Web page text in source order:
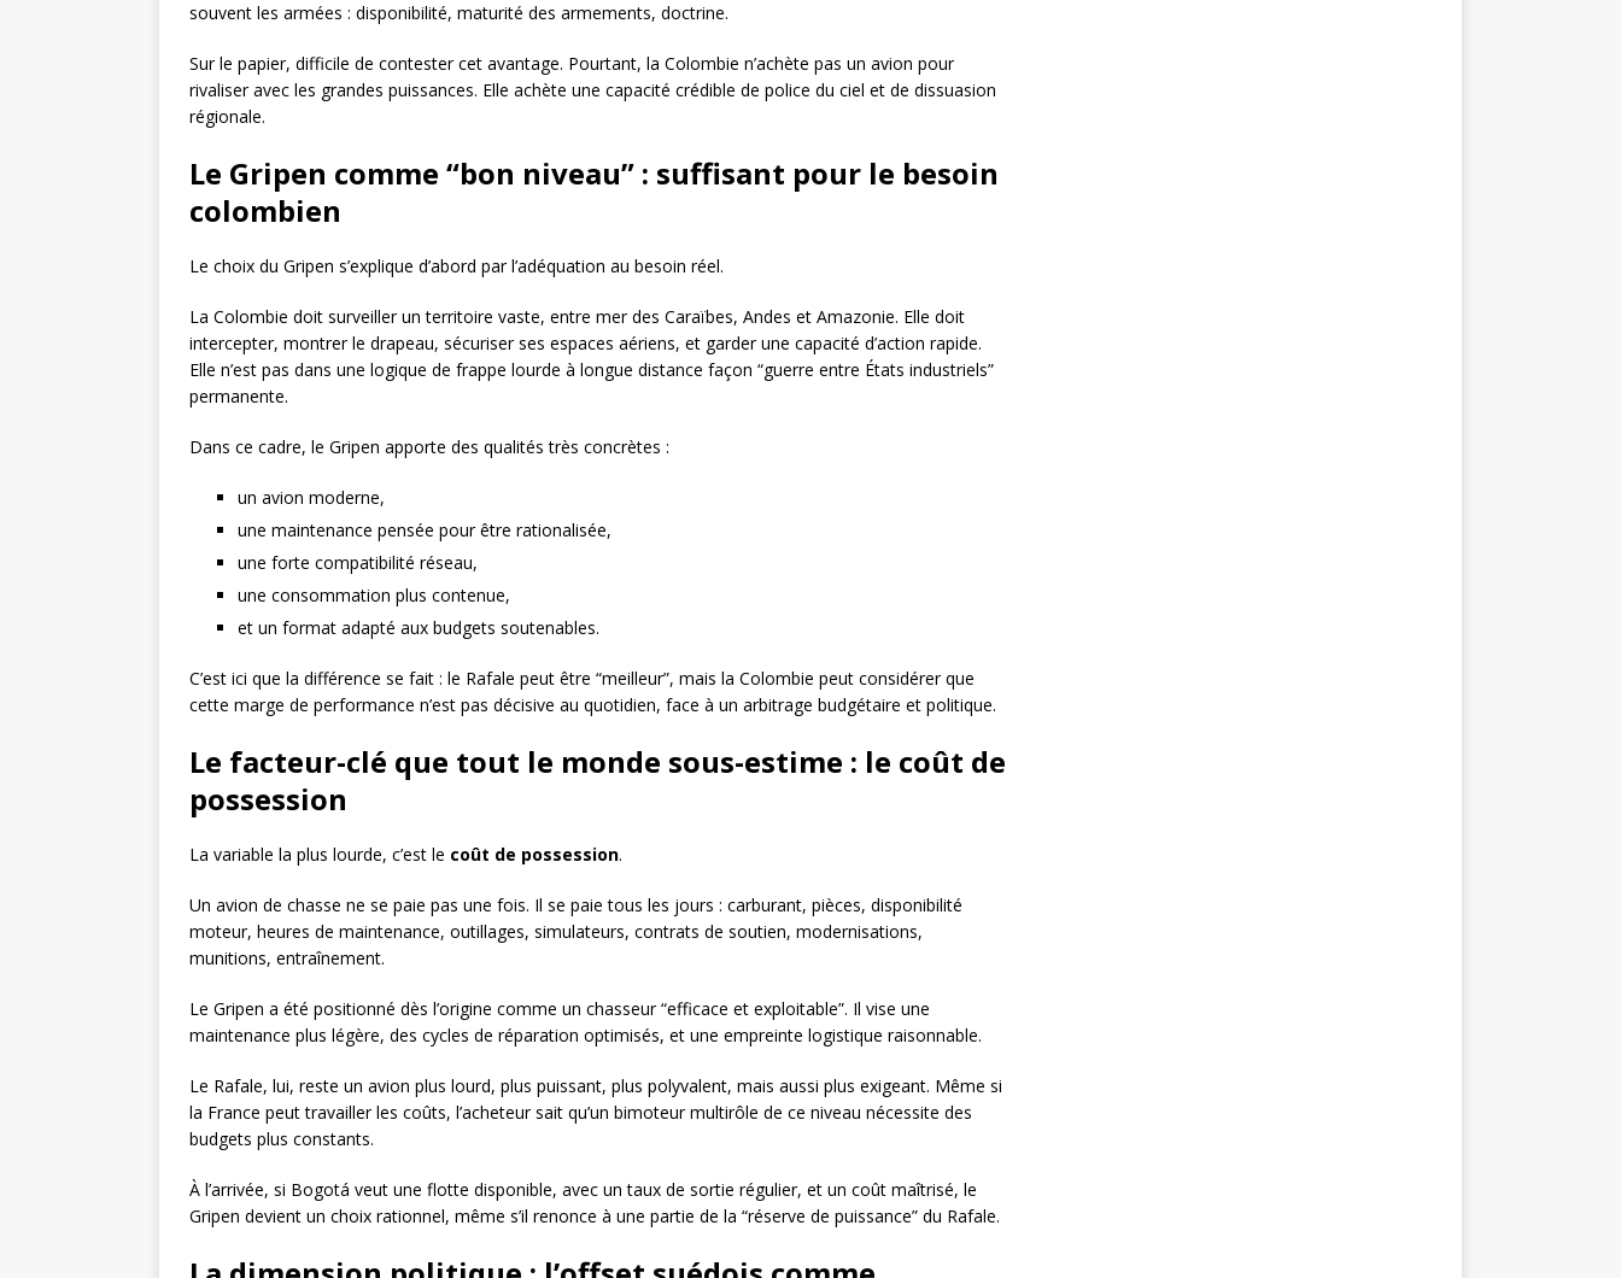
souvent les armées : disponibilité, maturité des armements, doctrine.
Sur le papier, difficile de contester cet avantage. Pourtant, la Colombie n’achète pas un avion pour
rivaliser avec les grandes puissances. Elle achète une capacité crédible de police du ciel et de dissuasion
régionale.
Le Gripen comme “bon niveau” : suffisant pour le besoin
colombien
Le choix du Gripen s’explique d’abord par l’adéquation au besoin réel.
La Colombie doit surveiller un territoire vaste, entre mer des Caraïbes, Andes et Amazonie. Elle doit
intercepter, montrer le drapeau, sécuriser ses espaces aériens, et garder une capacité d’action rapide.
Elle n’est pas dans une logique de frappe lourde à longue distance façon “guerre entre États industriels”
permanente.
Dans ce cadre, le Gripen apporte des qualités très concrètes :
un avion moderne,
une maintenance pensée pour être rationalisée,
une forte compatibilité réseau,
une consommation plus contenue,
et un format adapté aux budgets soutenables.
C’est ici que la différence se fait : le Rafale peut être “meilleur”, mais la Colombie peut considérer que
cette marge de performance n’est pas décisive au quotidien, face à un arbitrage budgétaire et politique.
Le facteur-clé que tout le monde sous-estime : le coût de
possession
La variable la plus lourde, c’est le coût de possession.
Un avion de chasse ne se paie pas une fois. Il se paie tous les jours : carburant, pièces, disponibilité
moteur, heures de maintenance, outillages, simulateurs, contrats de soutien, modernisations,
munitions, entraînement.
Le Gripen a été positionné dès l’origine comme un chasseur “efficace et exploitable”. Il vise une
maintenance plus légère, des cycles de réparation optimisés, et une empreinte logistique raisonnable.
Le Rafale, lui, reste un avion plus lourd, plus puissant, plus polyvalent, mais aussi plus exigeant. Même si
la France peut travailler les coûts, l’acheteur sait qu’un bimoteur multirôle de ce niveau nécessite des
budgets plus constants.
À l’arrivée, si Bogotá veut une flotte disponible, avec un taux de sortie régulier, et un coût maîtrisé, le
Gripen devient un choix rationnel, même s’il renonce à une partie de la “réserve de puissance” du Rafale.